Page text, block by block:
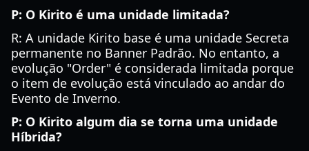
P: O Kirito é uma unidade limitada?
R: A unidade Kirito base é uma unidade Secreta
permanente no Banner Padrão. No entanto, a
evolução "Order" é considerada limitada porque
o item de evolução está vinculado ao andar do
Evento de Inverno.
P: O Kirito algum dia se torna uma unidade
Híbrida?